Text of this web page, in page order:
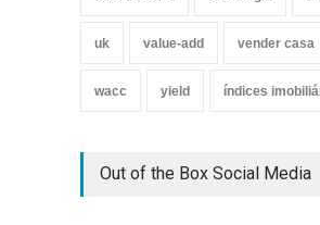
uk value-add vender casa
wacc yield índices
Out of the Box Social Media